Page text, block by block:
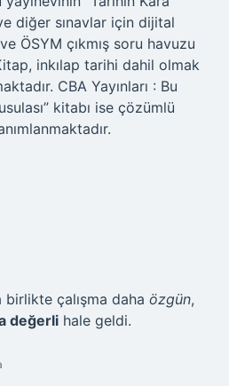
diğer sınavlar için dijital
ÖSYM çıkmış soru havuzu
inkılap tarihi dahil olmak
CBA Yayınları : Bu
kitabı ise çözümlü
birlikte çalışma daha özgün,
değerli hale geldi.